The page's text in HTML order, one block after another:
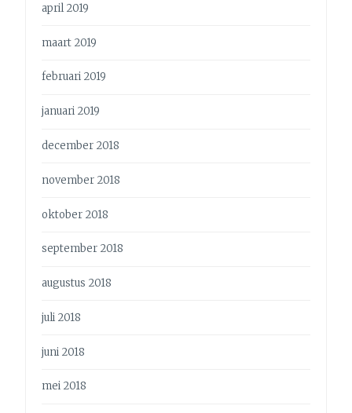
april 2019
maart 2019
februari 2019
januari 2019
december 2018
november 2018
oktober 2018
september 2018
augustus 2018
juli 2018
juni 2018
mei 2018